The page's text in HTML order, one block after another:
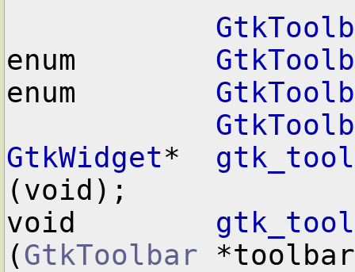
enum
enum
GtkWidget*
(void);
void
(GtkToolbar